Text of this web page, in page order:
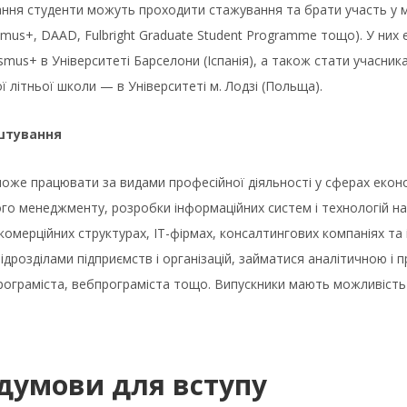
студенти можуть проходити стажування та брати участь у
DAAD, Fulbright Graduate Student Programme тощо). У
в Університеті Барселони (Іспанія), а також стати
літньої школи — в Університеті м. Лодзі (Польща).
працювати за видами професійної діяльності у сферах
менеджменту, розробки інформаційних систем і технологій
структурах, IT-фірмах, консалтингових компаніях та
підприємств і організацій, займатися
вебпрограміста тощо. Випускники мають
для вступу